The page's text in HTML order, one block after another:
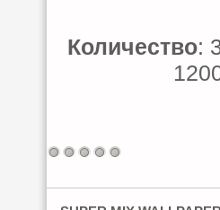
Количество: